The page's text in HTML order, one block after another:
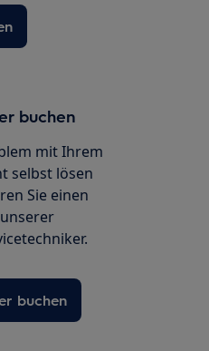
buchen
mit Ihrem
selbst lösen
Sie einen
buchen